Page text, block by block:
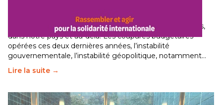
Le secteur humanitaire connaît des difficultés profondes,
dans notre pays et au-delà. Les coupures budgétaires
opérées ces deux dernières années, l’instabilité
gouvernementale, l’instabilité géopolitique, notamment…
Lire la suite →